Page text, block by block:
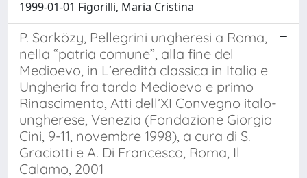
1999-01-01 Figorilli, Maria Cristina
P. Sarközy, Pellegrini ungheresi a Roma,
nella “patria comune”, alla fine del
Medioevo, in L’eredità classica in Italia e
Ungheria fra tardo Medioevo e primo
Rinascimento, Atti dell’XI Convegno italo-
ungherese, Venezia (Fondazione Giorgio
Cini, 9-11, novembre 1998), a cura di S.
Graciotti e A. Di Francesco, Roma, Il
Calamo, 2001